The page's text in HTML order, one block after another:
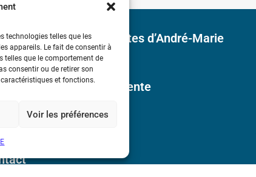
technologies telles que les
appareils. Le fait de consentir à
telles que le comportement de
consentir ou de retirer son
et fonctions.
Voir les préférences
des découvertes d’André-Marie
Générales de Vente
légales